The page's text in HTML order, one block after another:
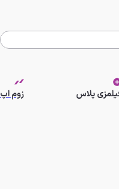
پلاس زوم اپ